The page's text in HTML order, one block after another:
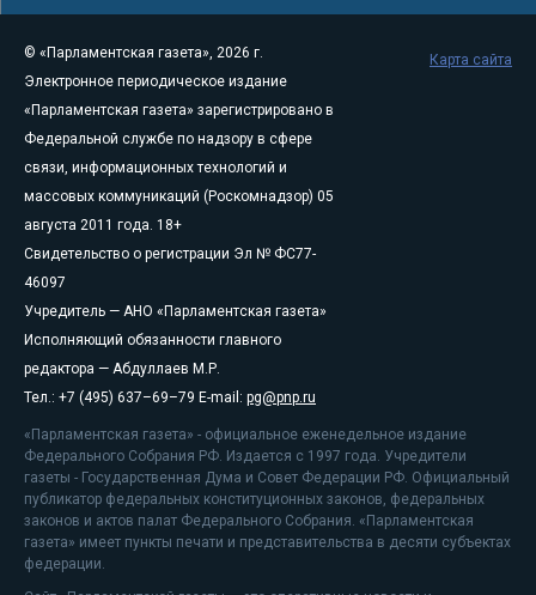
© «Парламентская газета», 2026 г.
Электронное периодическое издание
«Парламентская газета» зарегистрировано в
Федеральной службе по надзору в сфере
связи, информационных технологий и
массовых коммуникаций (Роскомнадзор) 05
августа 2011 года. 18+
Свидетельство о регистрации Эл № ФС77-
46097
Учредитель — АНО «Парламентская газета»
Исполняющий обязанности главного
редактора — Абдуллаев М.Р.
Тел.: +7 (495) 637–69–79 E-mail: pg@pnp.ru
«Парламентская газета» - официальное еженедельное издание
Федерального Собрания РФ. Издается с 1997 года. Учредители
газеты - Государственная Дума и Совет Федерации РФ. Официальный
публикатор федеральных конституционных законов, федеральных
законов и актов палат Федерального Собрания. «Парламентская
газета» имеет пункты печати и представительства в десяти субъектах
федерации.
Карта сайта